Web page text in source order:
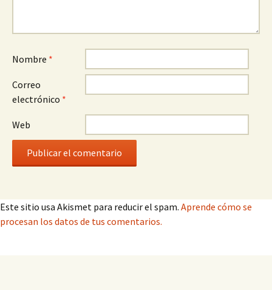
Nombre *
Correo
electrónico *
Web
Este sitio usa Akismet para reducir el spam. Aprende cómo se
procesan los datos de tus comentarios.